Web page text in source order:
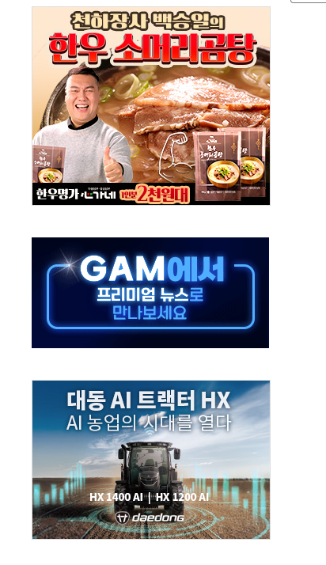
폭적 공급 확대·속도전 총력"
광주 급등
착공…여의도 1.6배 규모
주 낙폭 커
냐" 해명
최대 100mm 호우
니파 국가들의 새 안보 협력 구도
18억원대
시 '정책 엇박자'